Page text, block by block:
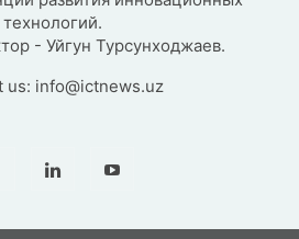
технологий.
- Уйгун Турсунходжаев.
us: info@ictnews.uz